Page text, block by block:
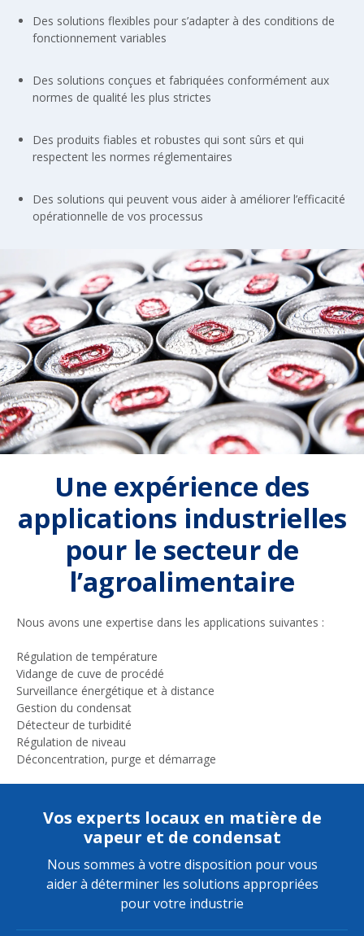
Des solutions flexibles pour s’adapter à des conditions de
fonctionnement variables
Des solutions conçues et fabriquées conformément aux
normes de qualité les plus strictes
Des produits fiables et robustes qui sont sûrs et qui
respectent les normes réglementaires
Des solutions qui peuvent vous aider à améliorer l’efficacité
opérationnelle de vos processus
Une expérience des
applications industrielles
pour le secteur de
l’agroalimentaire
Nous avons une expertise dans les applications suivantes :
Régulation de température
Vidange de cuve de procédé
Surveillance énergétique et à distance
Gestion du condensat
Détecteur de turbidité
Régulation de niveau
Déconcentration, purge et démarrage
Vos experts locaux en matière de
vapeur et de condensat
Nous sommes à votre disposition pour vous
aider à déterminer les solutions appropriées
pour votre industrie